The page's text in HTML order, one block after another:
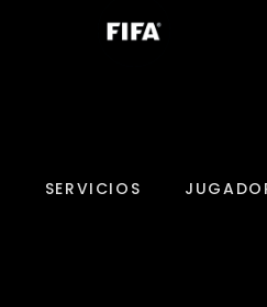
SERVICIOS